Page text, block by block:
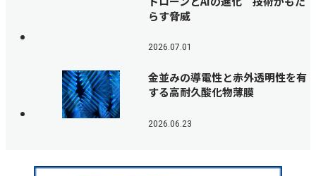
らす脅威
2026.07.01
金並みの導電性と赤外透明性を有
する高耐久酸化物薄膜
2026.06.23